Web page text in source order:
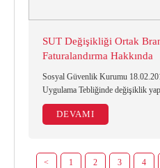
SUT Değişikliği Ortak
Faturalandırma Hakkında
Sosyal Güvenlik Kurumu
Uygulama Tebliğinde değişiklik
yayımlamıştır.
DEVAMI
< 1 2 3 4